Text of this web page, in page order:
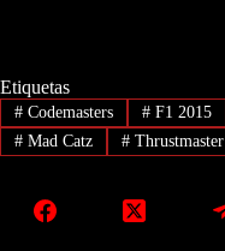
Etiquetas
#Codemasters #F1 2015
#Mad Catz #Thrustmaster